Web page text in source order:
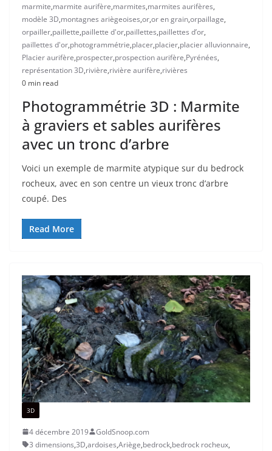
marmite,marmite aurifère,marmites,marmites aurifères,
modèle 3D,montagnes ariègeoises,or,or en grain,orpaillage,
orpailler,paillette,paillette d'or,paillettes,paillettes d’or,
paillettes d'or,photogrammétrie,placer,placier,placier alluvionnaire,
Placier aurifère,prospecter,prospection aurifère,Pyrénées,
représentation 3D,rivière,rivière aurifère,rivières
0 min read
Photogrammétrie 3D : Marmite
à graviers et sables aurifères
avec un tronc d’arbre
Voici un exemple de marmite atypique sur du bedrock
rocheux, avec en son centre un vieux tronc d’arbre
coupé. Des
Read More
3D
4 décembre 2019
GoldSnoop.com
3 dimensions,3D,ardoises,Ariège,bedrock,bedrock rocheux,